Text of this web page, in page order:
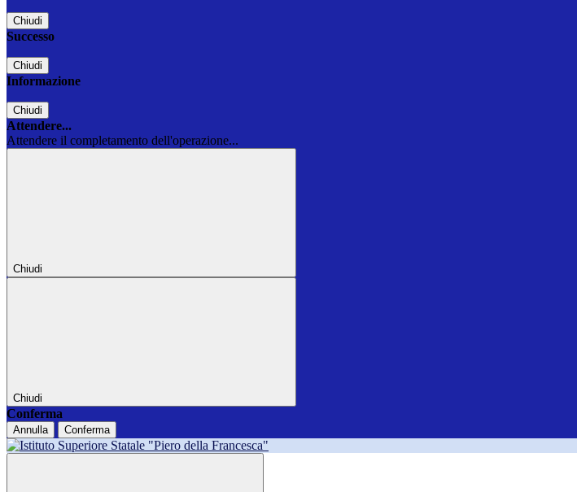
Chiudi
Successo
Chiudi
Informazione
Chiudi
Attendere...
Attendere il completamento dell'operazione...
Chiudi
Chiudi
Conferma
Annulla Conferma